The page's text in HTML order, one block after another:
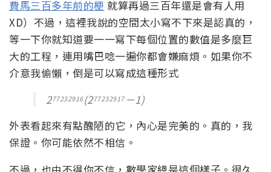
費馬三百多年前的梗 就算再過三百年還是會有人用
XD）不過，這裡我說的空間太小寫不下來是認真的，
等一下你就知道要一一寫下每個位置的數值是多麼巨
大的工程，連用嘴巴唸一遍你都會嫌麻煩。如果你不
介意我偷懶，倒是可以寫成這種形式
277232916(277232917－1)
外表看起來有點醜陋的它，內心是完美的。真的，我
保證。你可能依然不相信。